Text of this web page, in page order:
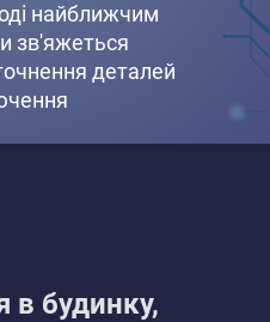
найближчим
зв'яжеться
деталей
в будинку,